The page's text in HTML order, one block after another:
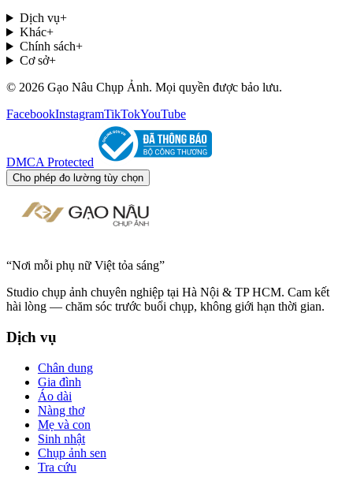
Dịch vụ+
Khác+
Chính sách+
Cơ sở+
© 2026 Gạo Nâu Chụp Ảnh. Mọi quyền được bảo lưu.
FacebookInstagramTikTokYouTube
DMCA Protected
Cho phép đo lường tùy chọn
“Nơi mỗi phụ nữ Việt tỏa sáng”
Studio chụp ảnh chuyên nghiệp tại Hà Nội & TP HCM. Cam kết
hài lòng — chăm sóc trước buổi chụp, không giới hạn thời gian.
Dịch vụ
Chân dung
Gia đình
Áo dài
Nàng thơ
Mẹ và con
Sinh nhật
Chụp ảnh sen
Tra cứu